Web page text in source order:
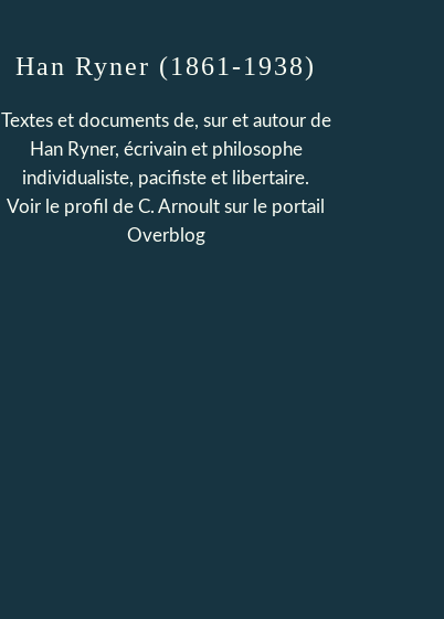
Han Ryner (1861-1938)
Textes et documents de, sur et autour de
Han Ryner, écrivain et philosophe
individualiste, pacifiste et libertaire.
Voir le profil de C. Arnoult sur le portail
Overblog